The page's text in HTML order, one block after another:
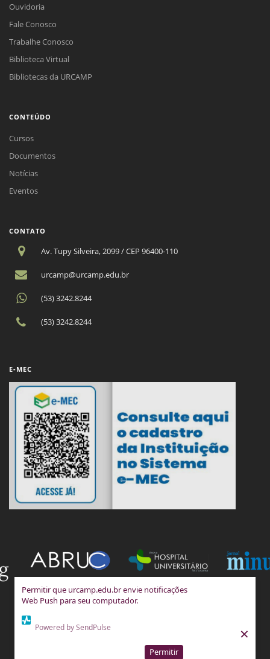
Permitir que urcamp.edu.br envie notificações
Web Push para seu computador.
Powered by SendPulse
Permitir
×
Ouvidoria
Fale Conosco
Trabalhe Conosco
Biblioteca Virtual
Bibliotecas da URCAMP
CONTEÚDO
Cursos
Documentos
Notícias
Eventos
CONTATO
Av. Tupy Silveira, 2099 / CEP 96400-110
urcamp@urcamp.edu.br
(53) 3242.8244
(53) 3242.8244
E-MEC